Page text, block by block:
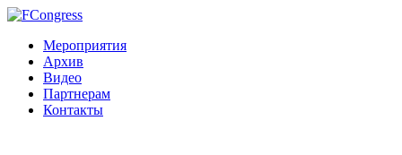
Мероприятия
Архив
Видео
Партнерам
Контакты